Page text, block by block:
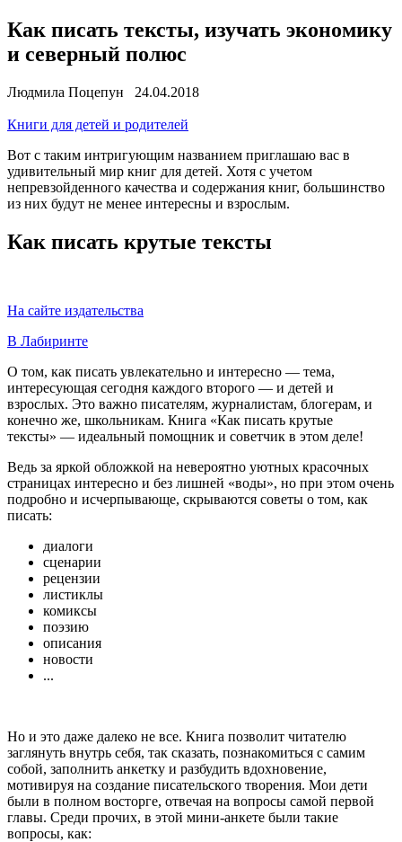
Как писать тексты, изучать экономику
и северный полюс
Людмила Поцепун 24.04.2018
Книги для детей и родителей
Вот с таким интригующим названием приглашаю вас в
удивительный мир книг для детей. Хотя с учетом
непревзойденного качества и содержания книг, большинство
из них будут не менее интересны и взрослым.
Как писать крутые тексты
На сайте издательства
В Лабиринте
О том, как писать увлекательно и интересно — тема,
интересующая сегодня каждого второго — и детей и
взрослых. Это важно писателям, журналистам, блогерам, и
конечно же, школьникам. Книга «Как писать крутые
тексты» — идеальный помощник и советчик в этом деле!
Ведь за яркой обложкой на невероятно уютных красочных
страницах интересно и без лишней «воды», но при этом очень
подробно и исчерпывающе, скрываются советы о том, как
писать:
диалоги
сценарии
рецензии
листиклы
комиксы
поэзию
описания
новости
...
Но и это даже далеко не все. Книга позволит читателю
заглянуть внутрь себя, так сказать, познакомиться с самим
собой, заполнить анкетку и разбудить вдохновение,
мотивируя на создание писательского творения. Мои дети
были в полном восторге, отвечая на вопросы самой первой
главы. Среди прочих, в этой мини-анкете были такие
вопросы, как: